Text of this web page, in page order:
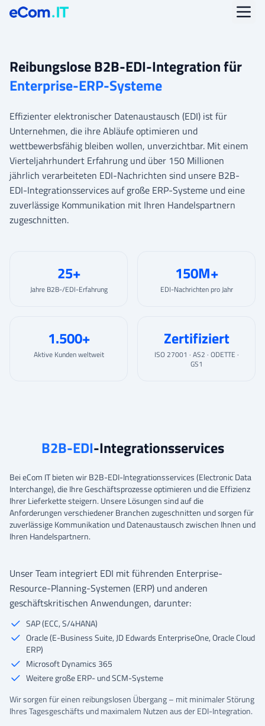
Reibungslose B2B-EDI-Integration für
Enterprise-ERP-Systeme
Effizienter elektronischer Datenaustausch (EDI) ist für
Unternehmen, die ihre Abläufe optimieren und
wettbewerbsfähig bleiben wollen, unverzichtbar. Mit einem
Vierteljahrhundert Erfahrung und über 150 Millionen
jährlich verarbeiteten EDI-Nachrichten sind unsere B2B-
EDI-Integrationsservices auf große ERP-Systeme und eine
zuverlässige Kommunikation mit Ihren Handelspartnern
zugeschnitten.
25+
Jahre B2B-/EDI-Erfahrung
150M+
EDI-Nachrichten pro Jahr
1.500+
Aktive Kunden weltweit
Zertifiziert
ISO 27001 · AS2 · ODETTE ·
GS1
B2B-EDI-Integrationsservices
Bei eCom IT bieten wir B2B-EDI-Integrationsservices (Electronic Data
Interchange), die Ihre Geschäftsprozesse optimieren und die Effizienz
Ihrer Lieferkette steigern. Unsere Lösungen sind auf die
Anforderungen verschiedener Branchen zugeschnitten und sorgen für
zuverlässige Kommunikation und Datenaustausch zwischen Ihnen und
Ihren Handelspartnern.
Unser Team integriert EDI mit führenden Enterprise-
Resource-Planning-Systemen (ERP) und anderen
geschäftskritischen Anwendungen, darunter:
SAP (ECC, S/4HANA)
Oracle (E-Business Suite, JD Edwards EnterpriseOne, Oracle Cloud
ERP)
Microsoft Dynamics 365
Weitere große ERP- und SCM-Systeme
Wir sorgen für einen reibungslosen Übergang – mit minimaler Störung
Ihres Tagesgeschäfts und maximalem Nutzen aus der EDI-Integration.